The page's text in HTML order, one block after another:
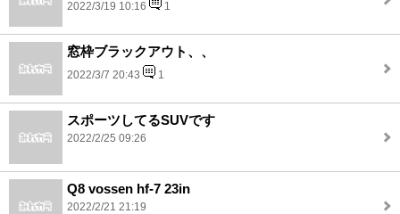
2022/3/19 10:16 1
窓枠ブラックアウト、、
2022/3/7 20:43 1
スポーツしてるSUVです
2022/2/25 09:26
Q8 vossen hf-7 23in
2022/2/21 21:19